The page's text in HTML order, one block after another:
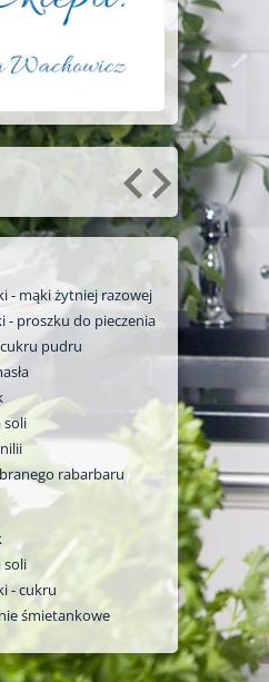
- mąki żytniej razowej
- proszku do pieczenia
cukru pudru
soli
rabarbaru
soli
- cukru
śmietankowe